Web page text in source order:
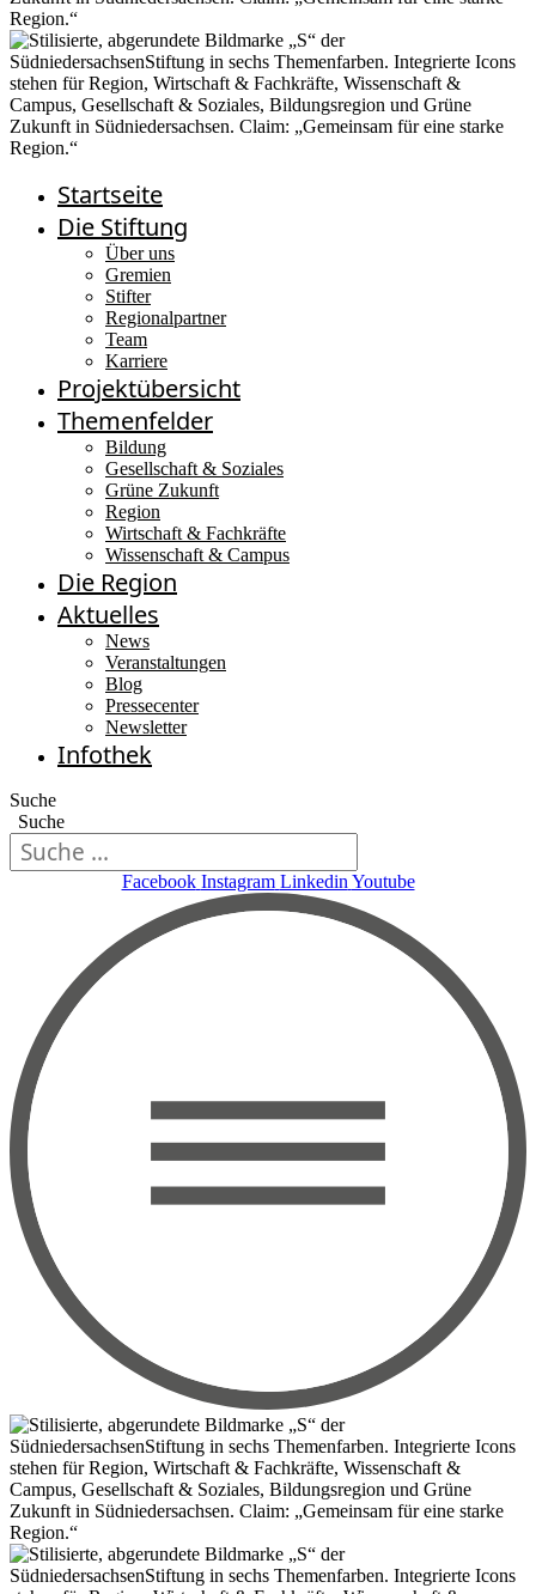
Startseite
Die Stiftung
Über uns
Gremien
Stifter
Regionalpartner
Team
Karriere
Projektübersicht
Themenfelder
Bildung
Gesellschaft & Soziales
Grüne Zukunft
Region
Wirtschaft & Fachkräfte
Wissenschaft & Campus
Die Region
Aktuelles
News
Veranstaltungen
Blog
Pressecenter
Newsletter
Infothek
Suche
Suche
Facebook Instagram Linkedin Youtube